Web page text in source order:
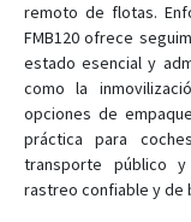
FMB003
FMB010
FMB020
FMB122
FMB125
remoto de flotas.
FMB120 ofrece
estado esencial y
como la
opciones de
práctica para
transporte público
rastreo confiable y de